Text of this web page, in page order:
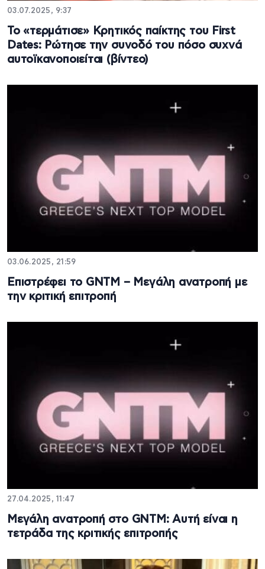
03.07.2025, 9:37
Το «τερμάτισε» Κρητικός παίκτης του First
Dates: Ρώτησε την συνοδό του πόσο συχνά
αυτοϊκανοποιείται (βίντεο)
03.06.2025, 21:59
Επιστρέφει το GNTM – Μεγάλη ανατροπή με
την κριτική επιτροπή
27.04.2025, 11:47
Μεγάλη ανατροπή στο GNTM: Αυτή είναι η
τετράδα της κριτικής επιτροπής